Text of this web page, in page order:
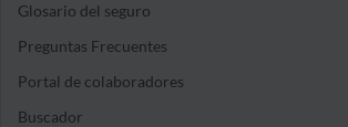
Glosario del seguro
Preguntas Frecuentes
Portal de colaboradores
Buscador